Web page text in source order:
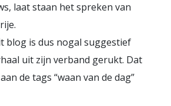
laat staan het spreken van
blog is dus nogal suggestief
uit zijn verband gerukt. Dat
de tags “waan van de dag”